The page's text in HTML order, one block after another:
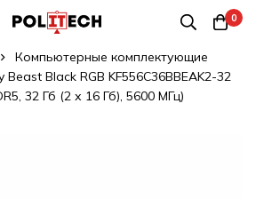
0
Компьютерные комплектующие
Black RGB KF556C36BBEAK2-32
32 Гб (2 х 16 Гб), 5600 МГц)